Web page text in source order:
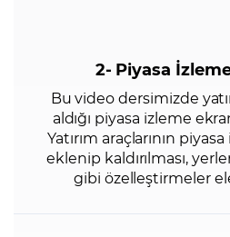
2- Piyasa
Bu video dersimizde
aldığı piyasa izleme
Yatırım araçlarının
eklenip kaldırılması,
gibi özelleştirmeler